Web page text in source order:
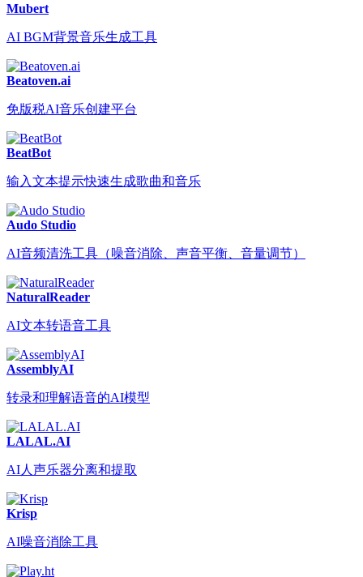
Mubert
AI BGM背景音乐生成工具
Beatoven.ai
免版税AI音乐创建平台
BeatBot
输入文本提示快速生成歌曲和音乐
Audo Studio
AI音频清洗工具（噪音消除、声音平衡、音量调节）
NaturalReader
AI文本转语音工具
AssemblyAI
转录和理解语音的AI模型
LALAL.AI
AI人声乐器分离和提取
Krisp
AI噪音消除工具